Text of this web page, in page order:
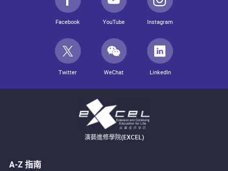
Facebook YouTube Instagram
Twitter WeChat LinkedIn
演藝進修學院(EXCEL)
A-Z 指南